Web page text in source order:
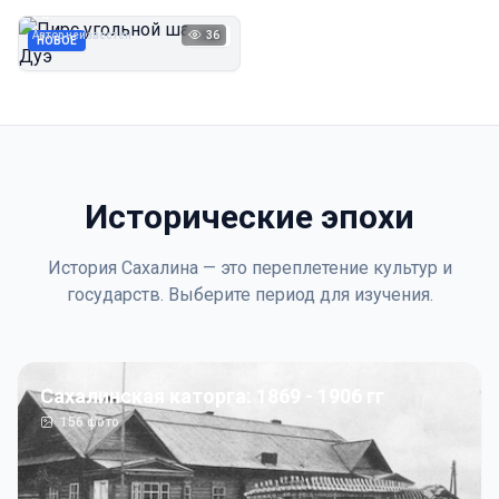
НОВОЕ 1923
Автор неизвестен 36
Исторические эпохи
История Сахалина — это переплетение культур и
государств. Выберите период для изучения.
Сахалинская каторга: 1869 - 1906 гг
156фото